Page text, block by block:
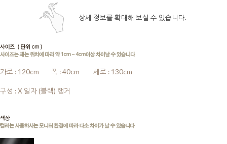
상세 정보를 확대해 보실 수 있습니다.
가로 : 120cm 폭 : 40cm 세로 : 130cm
구성 : X 일자 (블랙) 행거